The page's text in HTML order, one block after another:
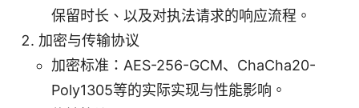
保留时长、以及对执法请求的响应流程。
加密与传输协议
加密标准：AES-256-GCM、ChaCha20-
Poly1305等的实际实现与性能影响。